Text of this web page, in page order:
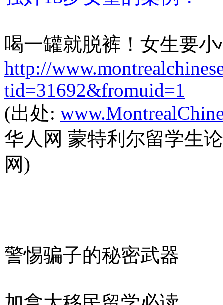
喝一罐就脱裤！女生要
http://
tid=31692&fromuid=1
(出处:
华人网 蒙特利尔留学生
网)
警惕骗子的秘密武器